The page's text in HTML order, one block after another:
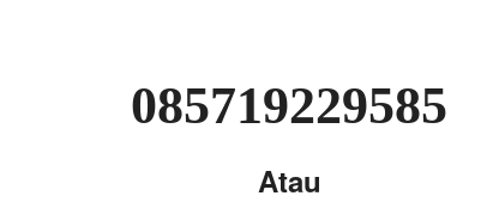
085719229585
Atau